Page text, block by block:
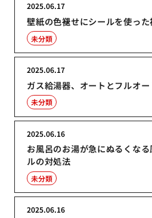
壁紙の色褪せにシールを使っ
2025.06.17
未分類
ガス給湯器、オートとフルオ
2025.06.17
未分類
お風呂のお湯が急にぬるくな
ルの対処法
2025.06.16
未分類
2025.06.16